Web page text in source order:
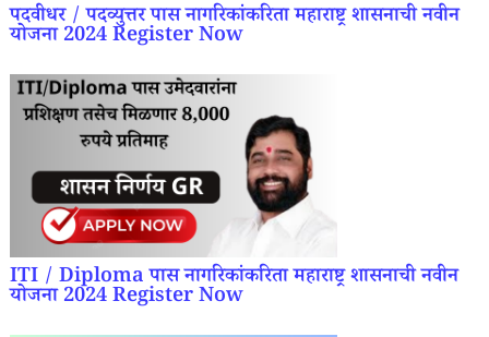
पदवीधर / पदव्युत्तर पास नागरिकांकरिता महाराष्ट्र शासनाची नवीन
योजना 2024 Register Now
ITI / Diploma पास नागरिकांकरिता महाराष्ट्र शासनाची नवीन
योजना 2024 Register Now